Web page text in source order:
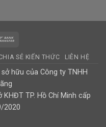
SẺ KIẾN THỨC LIÊN HỆ
hữu của Công ty TNHH
TP. Hồ Chí Minh cấp
2020